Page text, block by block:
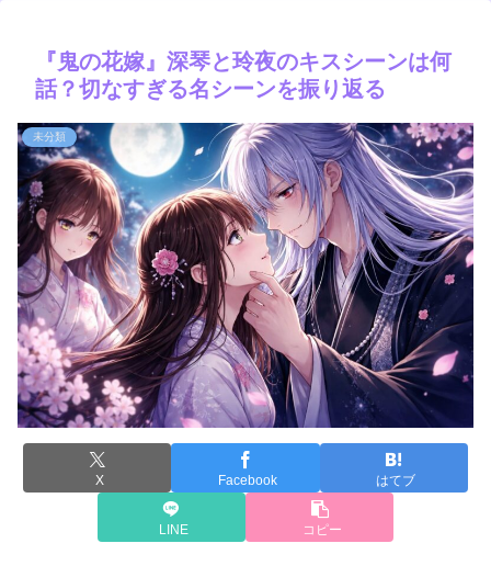
『鬼の花嫁』深琴と玲夜のキスシーンは何
話？切なすぎる名シーンを振り返る
未分類
X Facebook はてブ
LINE コピー